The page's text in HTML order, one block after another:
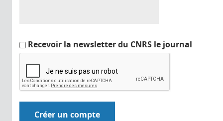
Recevoir la newsletter du CNRS le journal